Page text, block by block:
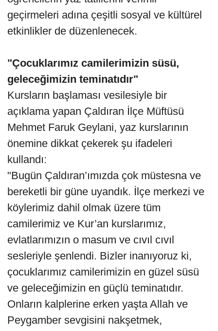
geçirmeleri adına çeşitli sosyal ve kültürel
etkinlikler de düzenlenecek.
"Çocuklarımız camilerimizin süsü,
geleceğimizin teminatıdır"
Kursların başlaması vesilesiyle bir
açıklama yapan Çaldıran İlçe Müftüsü
Mehmet Faruk Geylani, yaz kurslarının
önemine dikkat çekerek şu ifadeleri
kullandı:
"Bugün Çaldıran’ımızda çok müstesna ve
bereketli bir güne uyandık. İlçe merkezi ve
köylerimiz dahil olmak üzere tüm
camilerimiz ve Kur’an kurslarımız,
evlatlarımızın o masum ve cıvıl cıvıl
sesleriyle şenlendi. Bizler inanıyoruz ki,
çocuklarımız camilerimizin en güzel süsü
ve geleceğimizin en güçlü teminatıdır.
Onların kalplerine erken yaşta Allah ve
Peygamber sevgisini nakşetmek,